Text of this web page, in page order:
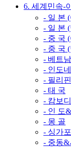
6. 세계민속-
- 일 본
- 일 본
- 중 국
- 중 국
- 베트남
- 인도
- 필리핀
- 태 국
- 캄보
- 인 도
- 몽 골
- 싱가
- 중동&